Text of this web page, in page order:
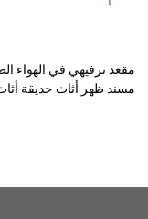
مقعد ترفيهي في الهواء
مسند ظهر أثاث حديقة